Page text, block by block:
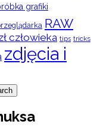
grafiki
RAW
człowieka tips tricks
zdjęcia i